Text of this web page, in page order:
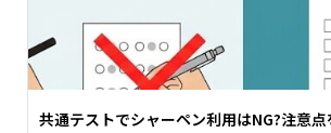
共通テストでシャーペン利用はNG?注意点